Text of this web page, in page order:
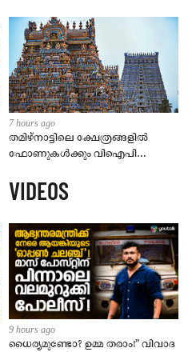
7 hours ago
തമിഴ്‌നാട്ടിലെ ക്ഷേത്രങ്ങളിൽ
ഫോണുകൾക്കും വിഐപി
സെപ്റ്റംബർ 1 മുതൽ നിലവിൽ
വരും
VIDEOS
9 hours ago
ധൈര്യമുണ്ടോ? ഉമ്മ തരാം!” വിവാദ